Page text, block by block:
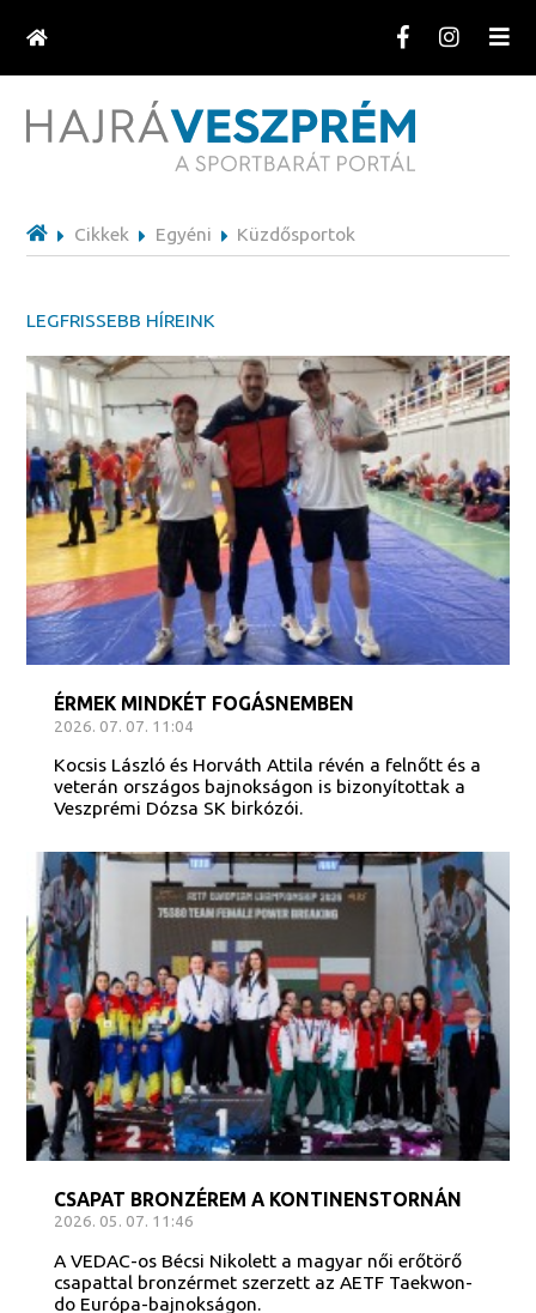
Cikkek Egyéni Küzdősportok
LEGFRISSEBB HÍREINK
ÉRMEK MINDKÉT FOGÁSNEMBEN
2026. 07. 07. 11:04
Kocsis László és Horváth Attila révén a felnőtt és a
veterán országos bajnokságon is bizonyítottak a
Veszprémi Dózsa SK birkózói.
CSAPAT BRONZÉREM A KONTINENSTORNÁN
2026. 05. 07. 11:46
A VEDAC-os Bécsi Nikolett a magyar női erőtörő
csapattal bronzérmet szerzett az AETF Taekwon-
do Európa-bajnokságon.